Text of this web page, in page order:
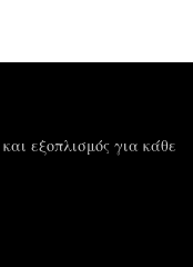
εξοπλισμός για κάθε